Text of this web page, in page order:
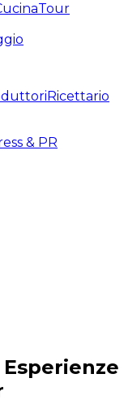
Tour
Ricettario
& PR